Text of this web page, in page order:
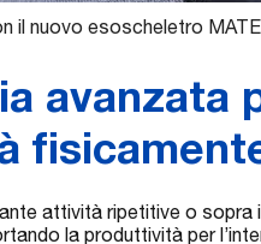
il nuovo esoscheletro
avanzata
attività ripetitive o sopra
la produttività per